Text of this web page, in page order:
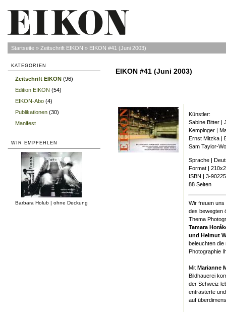
Startseite » Zeitschrift EIKON » EIKON #41 (Juni 2003)
KATEGORIEN
Zeitschrift EIKON (96)
Edition EIKON (54)
EIKON-Abo (4)
Publikationen (30)
Manifest
WIR EMPFEHLEN
Barbara Holub | ohne Deckung
EIKON #41 (Juni 2003)
Künstler:
Sabine Bitter |
Kempinger |
Ernst Mitzka |
Sam Taylor-
Sprache |
Format |
ISBN | 3-
88 Seiten
Wir freuen uns
des bewegten
Thema
Tamara
und Helmut
beleuchten die
Photographie
Mit Marianne
Bildhauerei
der Schweiz
entrasterte
auf